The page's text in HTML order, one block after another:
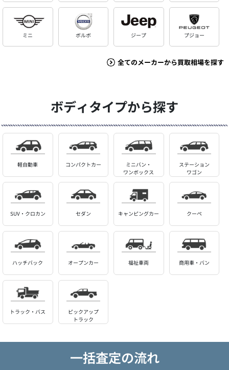
ミニ ボルボ ジープ プジョー
全てのメーカーから買取相場を探す
ボディタイプから探す
軽自動車 コンパクトカー
ミニバン・
ワンボックス
ステーション
ワゴン
SUV・クロカン セダン キャンピングカー クーペ
ハッチバック オープンカー 福祉車両 商用車・バン
トラック・バス
ピックアップ
トラック
一括査定の流れ